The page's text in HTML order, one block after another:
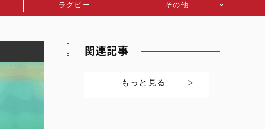
ラグビー その他
関連記事
もっと見る